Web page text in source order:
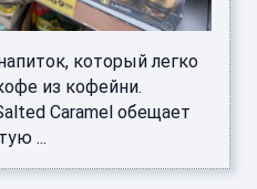
который легко
из кофейни.
Caramel обещает
...